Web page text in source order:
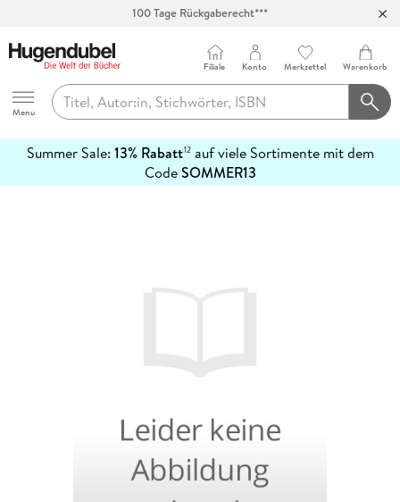
100 Tage Rückgaberecht***
Hugendubel
Menu
Filiale Konto Merkzettel Warenkorb
Summer Sale: 13% Rabatt12auf viele Sortimente mit dem
CodeSOMMER13
erfahren